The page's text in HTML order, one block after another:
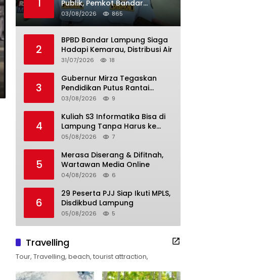
1
Publik, Pemkot Bandar
Lampung Uji Coba Bus Umum
03/08/2026 865
2
BPBD Bandar Lampung Siaga
Hadapi Kemarau, Distribusi Air
31/07/2026 18
3
Gubernur Mirza Tegaskan
Pendidikan Putus Rantai
Kemiskinan
03/08/2026 9
4
Kuliah S3 Informatika Bisa di
Lampung Tanpa Harus ke
Luar Daerah
05/08/2026 7
5
Merasa Diserang & Difitnah,
Wartawan Media Online
04/08/2026 6
6
29 Peserta PJJ Siap Ikuti MPLS,
Disdikbud Lampung
05/08/2026 5
Travelling
Tour, Travelling, beach, tourist attraction,